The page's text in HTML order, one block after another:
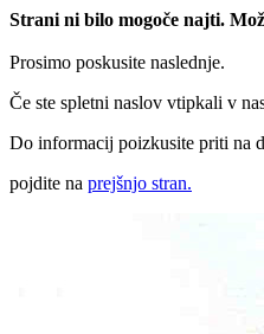
Strani ni bilo mogoče najti.
Prosimo poskusite naslednje.
Če ste spletni naslov vtipkali v
Do informacij poizkusite priti na
pojdite na prejšnjo stran.